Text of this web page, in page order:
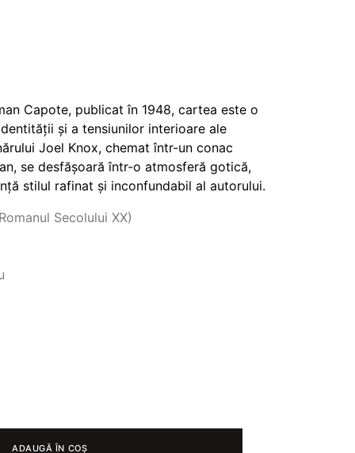
Capote, publicat în 1948, cartea este o
și a tensiunilor interioare ale
Joel Knox, chemat într-un conac
se desfășoară într-o atmosferă gotică,
stilul rafinat și inconfundabil al autorului.
Secolului XX)
ADAUGĂ ÎN COȘ